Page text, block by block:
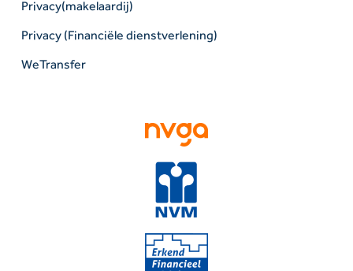
Privacy(makelaardij)
Privacy (Financiële dienstverlening)
WeTransfer